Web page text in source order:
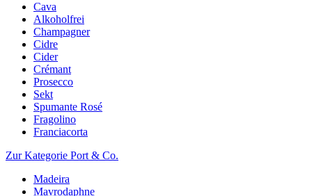
Cava
Alkoholfrei
Champagner
Cidre
Cider
Crémant
Prosecco
Sekt
Spumante Rosé
Fragolino
Franciacorta
Zur Kategorie Port & Co.
Madeira
Mavrodaphne